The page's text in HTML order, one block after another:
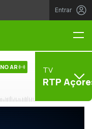
Entrar
NO AR TV
RTP